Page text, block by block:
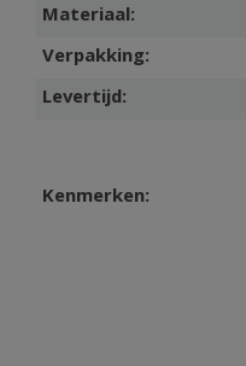
Materiaal:
Verpakking:
Levertijd:
Kenmerken: